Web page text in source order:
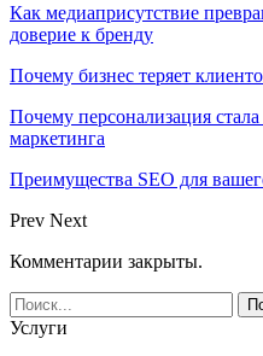
Как медиаприсутствие
доверие к бренду
Почему бизнес теряет
Почему персонализация
маркетинга
Преимущества SEO для
Prev Next
Комментарии закрыты.
Услуги